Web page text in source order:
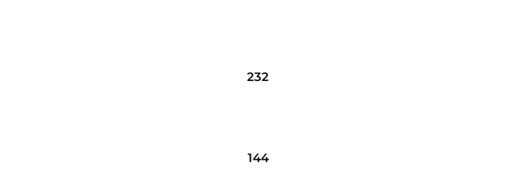
232
144